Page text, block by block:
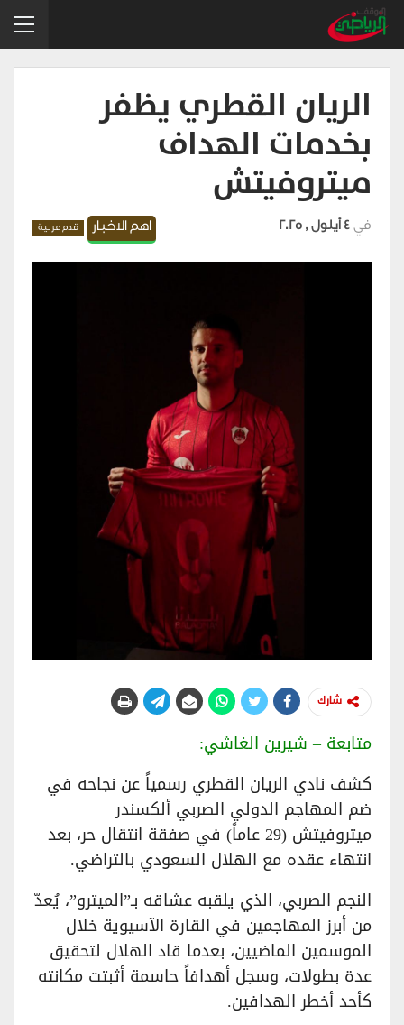
الريان القطري يظفر
بخدمات الهداف
ميتروفيتش
اهم الاخبار قدم عربية في 4 أيلول , 2025
شارك
متابعة – شيرين الغاشي:
كشف نادي الريان القطري رسمياً عن نجاحه في
ضم المهاجم الدولي الصربي ألكسندر
ميتروفيتش (29 عاماً) في صفقة انتقال حر، بعد
انتهاء عقده مع الهلال السعودي بالتراضي.
النجم الصربي، الذي يلقبه عشاقه بـ”الميترو”، يُعدّ
من أبرز المهاجمين في القارة الآسيوية خلال
الموسمين الماضيين، بعدما قاد الهلال لتحقيق
عدة بطولات، وسجل أهدافاً حاسمة أثبتت مكانته
كأحد أخطر الهدافين.